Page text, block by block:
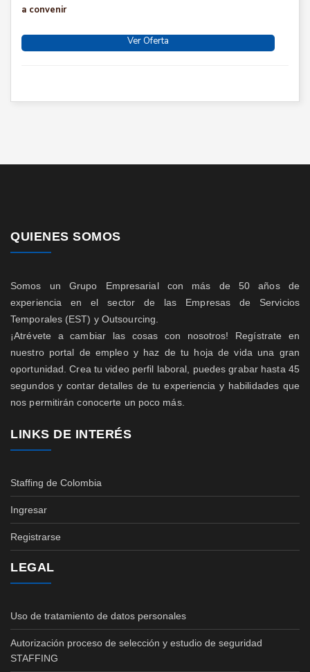
a convenir
Ver Oferta
QUIENES SOMOS
Somos un Grupo Empresarial con más de 50 años de
experiencia en el sector de las Empresas de Servicios
Temporales (EST) y Outsourcing.
¡Atrévete a cambiar las cosas con nosotros! Regístrate en
nuestro portal de empleo y haz de tu hoja de vida una gran
oportunidad. Crea tu video perfil laboral, puedes grabar hasta 45
segundos y contar detalles de tu experiencia y habilidades que
nos permitirán conocerte un poco más.
LINKS DE INTERÉS
Staffing de Colombia
Ingresar
Registrarse
LEGAL
Uso de tratamiento de datos personales
Autorización proceso de selección y estudio de seguridad
STAFFING